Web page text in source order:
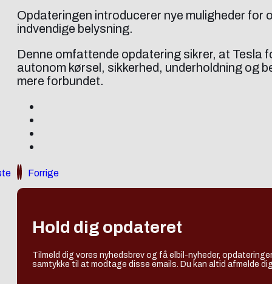
Opdateringen introducerer nye muligheder
indvendige belysning.
Denne omfattende opdatering sikrer, at
autonom kørsel, sikkerhed, underholdning og
mere forbundet.
Forrige
Hold dig opdateret
Tilmeld dig vores nyhedsbrev og få elbil-nyheder,
samtykke til at modtage disse emails. Du kan altid afmelde